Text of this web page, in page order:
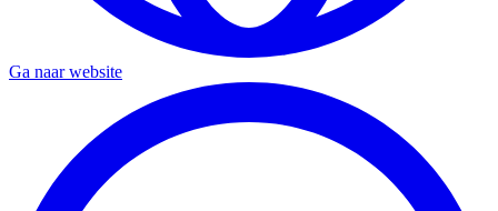
Ga naar website